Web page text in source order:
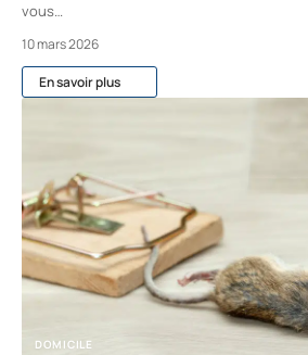
vous…
10 mars 2026
En savoir plus
DOMICILE